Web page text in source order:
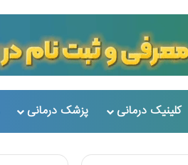
کلینیک درمانی پزشک درمانی